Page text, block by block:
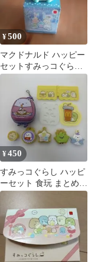
¥500
マクドナルド ハッピー
セットすみっコぐらし
とかげ
¥450
すみっコぐらし ハッピ
ーセット 食玩 まとめ売
り 9点セット